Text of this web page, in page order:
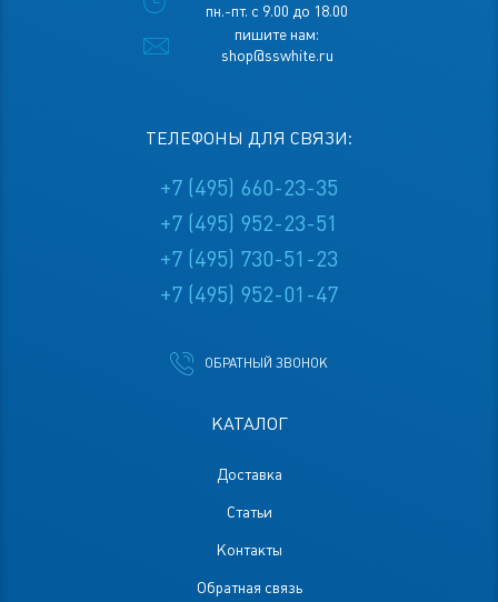
КАТАЛОГ
Доставка
Статьи
Контакты
Обратная связь
пн.-пт. с 9.00 до 18.00
пишите нам:
shop@sswhite.ru
ТЕЛЕФОНЫ ДЛЯ СВЯЗИ:
+7 (495) 660-23-35
+7 (495) 952-23-51
+7 (495) 730-51-23
+7 (495) 952-01-47
ОБРАТНЫЙ ЗВОНОК